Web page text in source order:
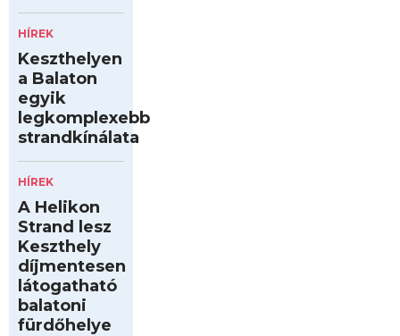
HÍREK
Keszthelyen
a Balaton
egyik
legkomplexebb
strandkínálata
HÍREK
A Helikon
Strand lesz
Keszthely
díjmentesen
látogatható
balatoni
fürdőhelye